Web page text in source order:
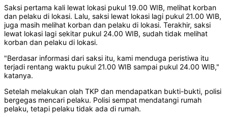
Saksi pertama kali lewat lokasi pukul 19.00 WIB, melihat korban
dan pelaku di lokasi. Lalu, saksi lewat lokasi lagi pukul 21.00 WIB,
juga masih melihat korban dan pelaku di lokasi. Terakhir, saksi
lewat lokasi lagi sekitar pukul 24.00 WIB, sudah tidak melihat
korban dan pelaku di lokasi.
"Berdasar informasi dari saksi itu, kami menduga peristiwa itu
terjadi rentang waktu pukul 21.00 WIB sampai pukul 24.00 WIB,"
katanya.
Setelah melakukan olah TKP dan mendapatkan bukti-bukti, polisi
bergegas mencari pelaku. Polisi sempat mendatangi rumah
pelaku, tetapi pelaku tidak ada di rumah.